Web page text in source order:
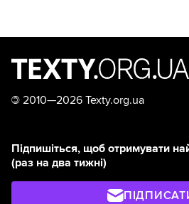
© 2010—2026 Texty.org.ua
Підпишіться, щоб отримувати
(раз на два тижні)